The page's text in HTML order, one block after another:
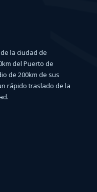
la ciudad de
del Puerto de
de 200km de sus
rápido traslado de la